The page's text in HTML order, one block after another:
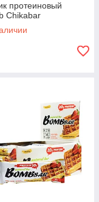
протеиновый
Chikabar